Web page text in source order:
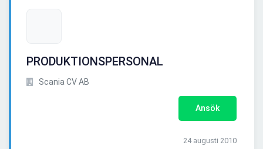
PRODUKTIONSPERSONAL
Scania CV AB
Ansök
24 augusti 2010